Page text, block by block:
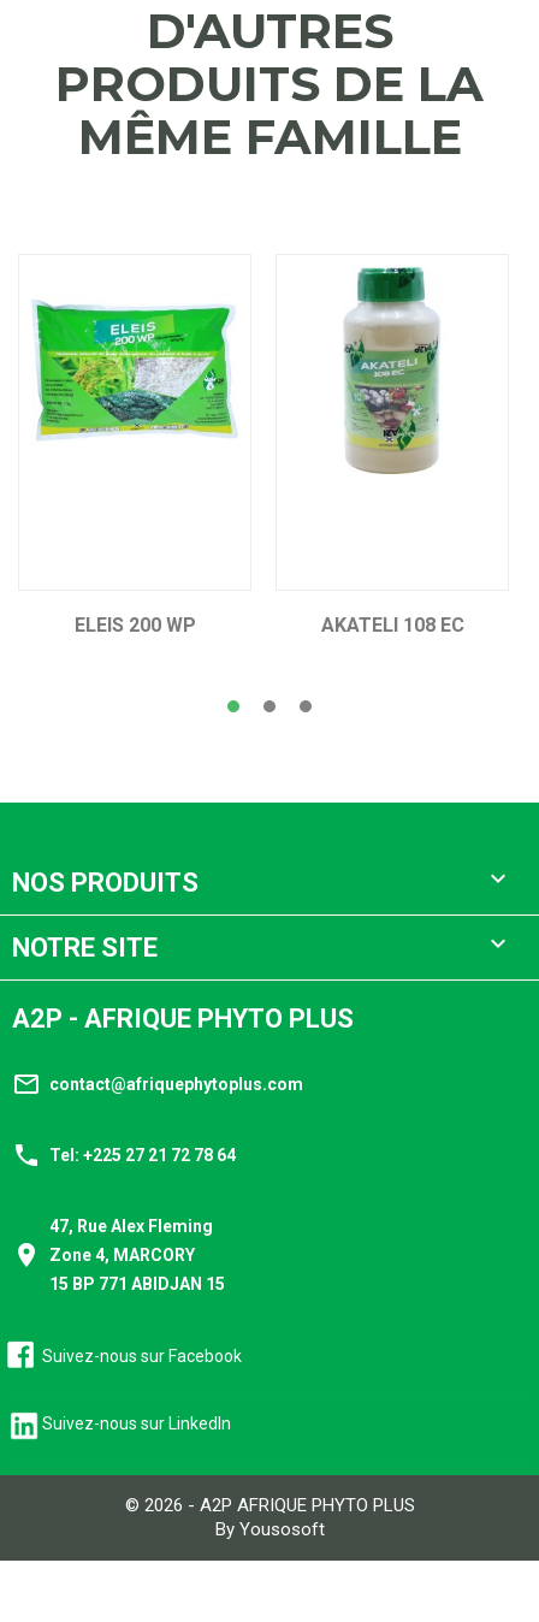
D'AUTRES
PRODUITS DE LA
MÊME FAMILLE
ELEIS 200 WP AKATELI 108 EC
NOS PRODUITS 
NOTRE SITE 
A2P - AFRIQUE PHYTO PLUS
mail_outline contact@afriquephytoplus.com
phone Tel: +225 27 21 72 78 64
place
47, Rue Alex Fleming
Zone 4, MARCORY
15 BP 771 ABIDJAN 15
Suivez-nous sur Facebook
Suivez-nous sur LinkedIn
© 2026 - A2P AFRIQUE PHYTO PLUS
By Yousosoft